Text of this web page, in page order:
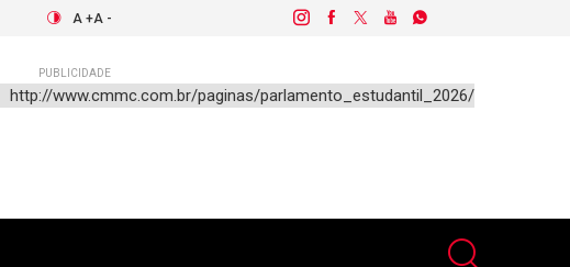
A +A -
PUBLICIDADE